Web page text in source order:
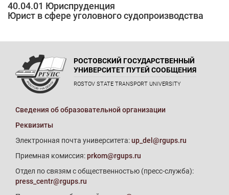
40.04.01 Юриспруденция
Юрист в сфере уголовного судопроизводства
РОСТОВСКИЙ ГОСУДАРСТВЕННЫЙ
УНИВЕРСИТЕТ ПУТЕЙ СООБЩЕНИЯ
ROSTOV STATE TRANSPORT UNIVERSITY
Сведения об образовательной организации
Реквизиты
Электронная почта университета:up_del@rgups.ru
Приемная комиссия:prkom@rgups.ru
Отдел по связям с общественностью (пресс-служба):
press_centr@rgups.ru